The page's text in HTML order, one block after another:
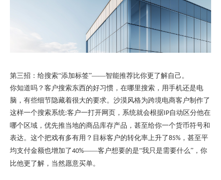
第三招 ： 给搜索“添加标签”——智能推荐比你更了解自己。
你知道吗？客户搜索东西的好习惯，在哪里搜索，用手机还是电
脑，有些细节隐藏着很大的要求。沙漠风格为跨境电商客户制作了
这样一个搜索系统:客户一打开网页，系统就会根据IP自动区分他在
哪个区域，优先推当地的商品库存产品，甚至给你一个货币符号和
表达。这个把戏有多有用？目标客户的转化率上升了85% ，甚至平
均支付金额也增加了40%——客户想要的是“我只是需要什么”，你
比他更了解，当然愿意买单。